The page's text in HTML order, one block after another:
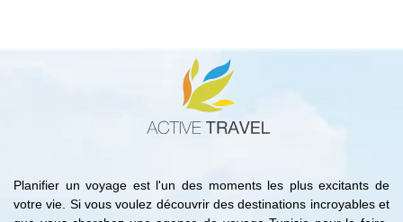
Planifier un voyage est l'un des moments les plus excitants de
votre vie. Si vous voulez découvrir des destinations incroyables et